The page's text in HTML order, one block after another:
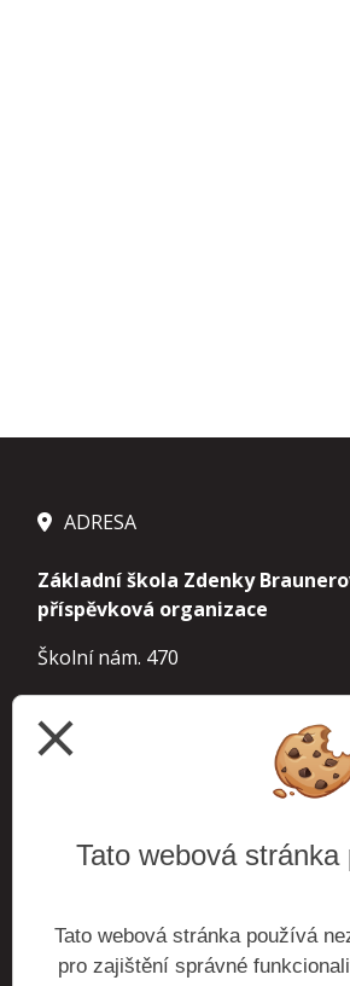
ADRESA
Základní škola Zdenky
příspěvková organizace
Školní nám. 470
IČ 70854963
IZO 000 241 610 základní škola
113 900 155školní družina
budova Roztoky Školní nám. 470,
budova Žalov
Zaorálkova
close
Tato webová
Tato webová stránka používá
pro zajištění správné